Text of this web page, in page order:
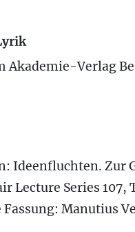
Akademie-Verlag
Ideenfluchten. Zur
Lecture Series 107,
Manutius